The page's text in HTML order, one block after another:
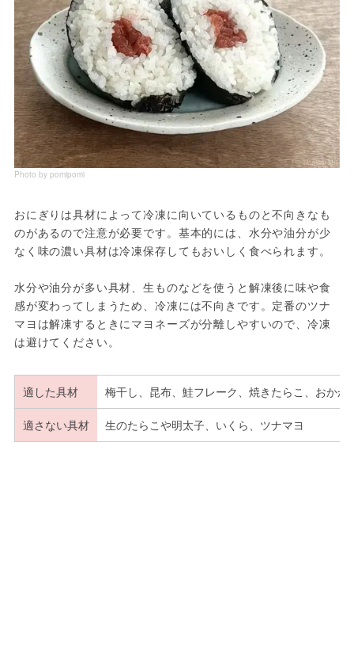
Photo by pomipomi
おにぎりは具材によって冷凍に向いているものと不向きなも
のがあるので注意が必要です。基本的には、水分や油分が少
なく味の濃い具材は冷凍保存してもおいしく食べられます。
水分や油分が多い具材、生ものなどを使うと解凍後に味や食
感が変わってしまうため、冷凍には不向きです。定番のツナ
マヨは解凍するときにマヨネーズが分離しやすいので、冷凍
は避けてください。
適した具材 梅干し、昆布、鮭フレーク、焼きたらこ、おか
適さない具材 生のたらこや明太子、いくら、ツナマヨ